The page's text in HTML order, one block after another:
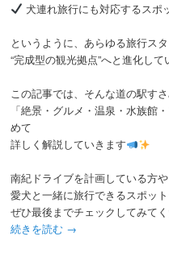
犬連れ旅行にも対応するスポ
というように、あらゆる旅行ス
“完成型の観光拠点”へと進化して
この記事では、そんな道の駅す
「絶景・グルメ・温泉・水族館
めて
詳しく解説していきます
南紀ドライブを計画している方や
愛犬と一緒に旅行できるスポット
ぜひ最後までチェックしてみて
続きを読む →